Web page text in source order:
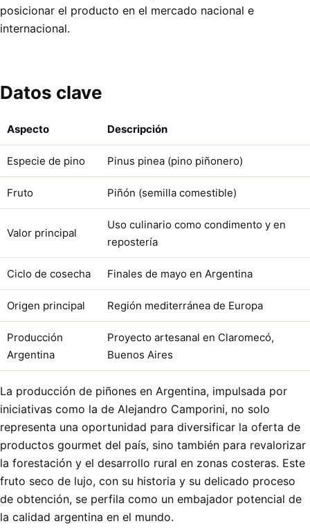
posicionar el producto en el mercado nacional e
internacional.
Datos clave
Aspecto Descripción
Especie de pino Pinus pinea (pino piñonero)
Fruto Piñón (semilla comestible)
Valor principal
Uso culinario como condimento y en
repostería
Ciclo de cosecha Finales de mayo en Argentina
Origen principal Región mediterránea de Europa
Producción
Argentina
Proyecto artesanal en Claromecó,
Buenos Aires
La producción de piñones en Argentina, impulsada por
iniciativas como la de Alejandro Camporini, no solo
representa una oportunidad para diversificar la oferta de
productos gourmet del país, sino también para revalorizar
la forestación y el desarrollo rural en zonas costeras. Este
fruto seco de lujo, con su historia y su delicado proceso
de obtención, se perfila como un embajador potencial de
la calidad argentina en el mundo.